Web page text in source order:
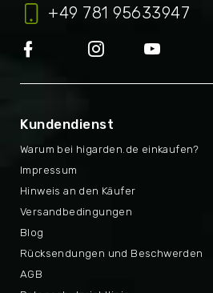
+49 781 95633947
Kundendienst
Warum bei higarden.de einkaufen?
Rücksendungen und Beschwerden
Impressum
AGB
Hinweis an den Käufer
Versandbedingungen
Blog